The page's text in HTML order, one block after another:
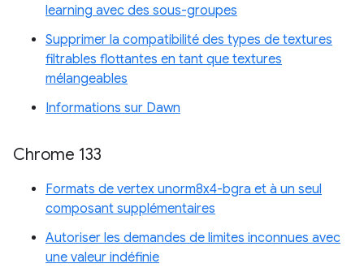
learning avec des sous-groupes
Supprimer la compatibilité des types de textures
filtrables flottantes en tant que textures
mélangeables
Informations sur Dawn
Chrome 133
Formats de vertex unorm8x4-bgra et à un seul
composant supplémentaires
Autoriser les demandes de limites inconnues avec
une valeur indéfinie